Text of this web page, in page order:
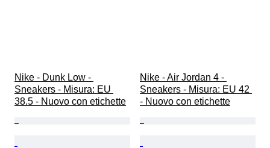
Nike - Dunk Low -
Sneakers - Misura: EU
38.5 - Nuovo con etichette
Nike - Air Jordan 4 -
Sneakers - Misura: EU 42
- Nuovo con etichette